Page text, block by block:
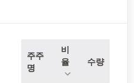
주주
명
비
율
수량